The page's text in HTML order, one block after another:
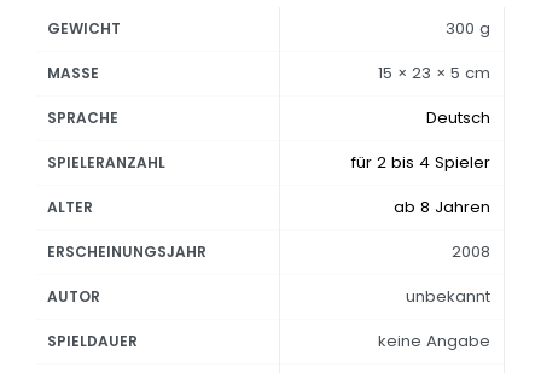
GEWICHT 300 g
MASSE 15 × 23 × 5 cm
SPRACHE Deutsch
SPIELERANZAHL für 2 bis 4 Spieler
ALTER ab 8 Jahren
ERSCHEINUNGSJAHR 2008
AUTOR unbekannt
SPIELDAUER keine Angabe